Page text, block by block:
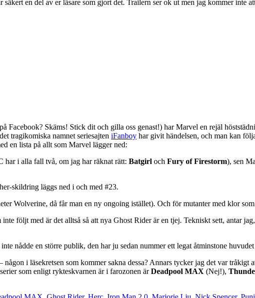
en del av er läsare som gjort det. Trailern ser ok ut men jag kommer inte
Facebook? Skäms! Stick dit och gilla oss genast!) har Marvel en rejäl
tragikomiska namnet seriesajten iFanboy har givit händelsen, och man kan
en lista på allt som Marvel lägger ned:
har i alla fall två, om jag har räknat rätt: Batgirl och Fury of Firestorm), sen
skildring läggs ned i och med #23.
Wolverine, då får man en ny ongoing istället). Och för mutanter med klor
följt med är det alltså så att nya Ghost Rider är en tjej. Tekniskt sett, antar
nådde en större publik, den har ju sedan nummer ett legat åtminstone
i läsekretsen som kommer sakna dessa? Annars tycker jag det var tråkigt
som enligt rykteskvarnen är i farozonen ärDeadpool MAX (Nej!),